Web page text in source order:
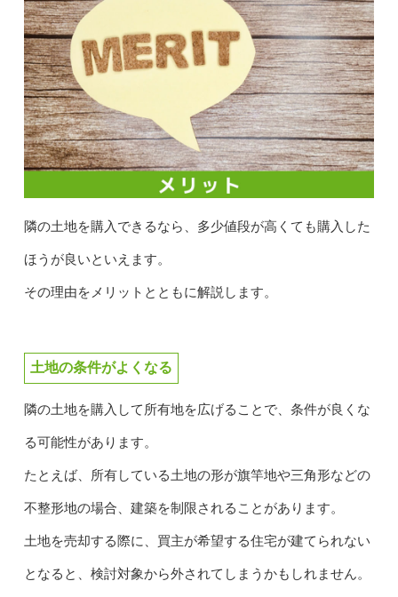
隣の土地を購入できるなら、多少値段が高くても購入した
ほうが良いといえます。
その理由をメリットとともに解説します。
土地の条件がよくなる
隣の土地を購入して所有地を広げることで、条件が良くな
る可能性があります。
たとえば、所有している土地の形が旗竿地や三角形などの
不整形地の場合、建築を制限されることがあります。
土地を売却する際に、買主が希望する住宅が建てられない
となると、検討対象から外されてしまうかもしれません。